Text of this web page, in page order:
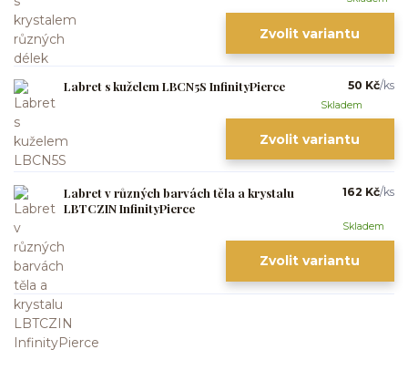
Zvolit variantu
Labret s kuželem LBCN5S InfinityPierce 50 Kč/ks
Skladem
Zvolit variantu
Labret v různých barvách těla a krystalu
LBTCZIN InfinityPierce
162 Kč/ks
Skladem
Zvolit variantu